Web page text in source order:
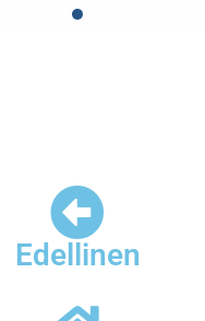
Edellinen